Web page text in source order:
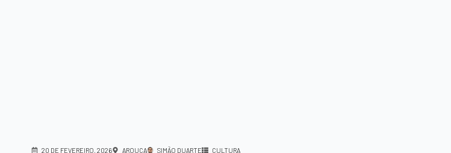
20 DE FEVEREIRO, 2026 AROUCA SIMÃO DUARTE CULTURA